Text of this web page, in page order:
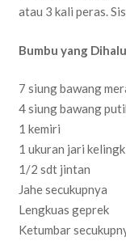
atau 3 kali peras.
Bumbu yang
7 siung bawang
4 siung bawang
1 kemiri
1 ukuran jari
1/2 sdt jintan
Jahe secukupnya
Lengkuas geprek
Ketumbar